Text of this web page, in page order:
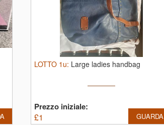
LOTTO 1u: Large ladies handbag
Prezzo iniziale:
£1 GUARDA